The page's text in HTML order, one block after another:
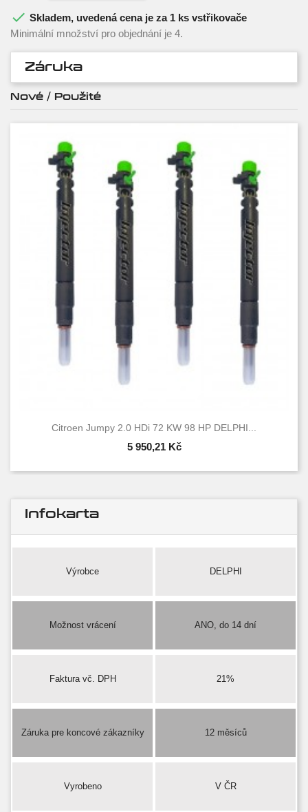
 Skladem, uvedená cena je za 1 ks vstřikovače
Minimální množství pro objednání je 4.
Záruka
Nové / Použité
Citroen Jumpy 2.0 HDi 72 KW 98 HP DELPHI...
5 950,21 Kč
Infokarta
Výrobce DELPHI
Možnost vrácení ANO, do 14 dní
Faktura vč. DPH 21%
Záruka pre koncové zákazníky 12 měsíců
Vyrobeno V ČR